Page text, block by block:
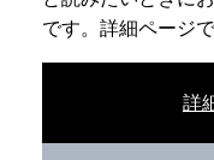
です。詳細ページ
詳